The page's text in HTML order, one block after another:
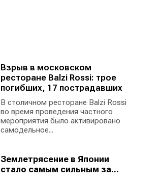
Взрыв в московском
ресторане Balzi Rossi: трое
погибших, 17 пострадавших
В столичном ресторане Balzi Rossi
во время проведения частного
мероприятия было активировано
самодельное...
Землетрясение в Японии
стало самым сильным за...